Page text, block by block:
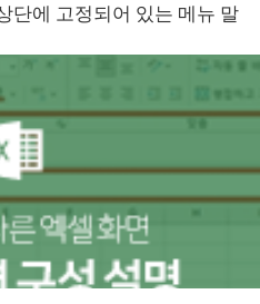
단에 고정되어 있는 메뉴 말